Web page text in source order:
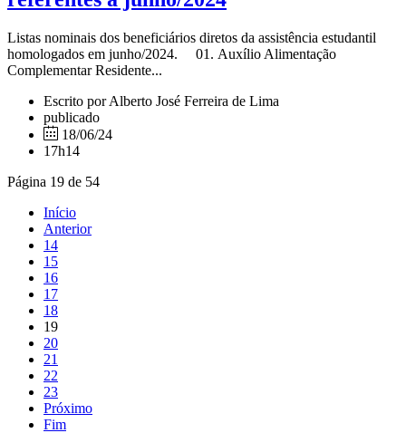
Listas nominais dos beneficiários diretos da assistência estudantil
homologados em junho/2024. 01. Auxílio Alimentação
Complementar Residente...
Escrito por Alberto José Ferreira de Lima
publicado
18/06/24
17h14
Página 19 de 54
Início
Anterior
14
15
16
17
18
19
20
21
22
23
Próximo
Fim